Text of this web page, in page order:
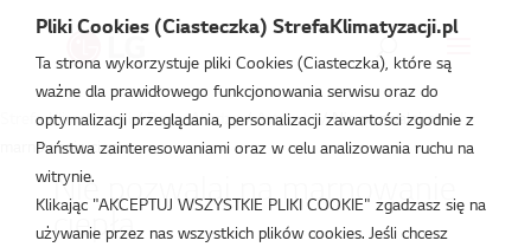
Strefa Klimatyzacji /Baza Wiedzy/Artykuły/Nie pozwalaj na
marnowanie ciepła
Nie pozwalaj na marnowanie
ciepła
Pliki Cookies (Ciasteczka) StrefaKlimatyzacji.pl
Ta strona wykorzystuje pliki Cookies (Ciasteczka), które są
ważne dla prawidłowego funkcjonowania serwisu oraz do
optymalizacji przeglądania, personalizacji zawartości zgodnie z
Państwa zainteresowaniami oraz w celu analizowania ruchu na
witrynie.
Klikając "AKCEPTUJ WSZYSTKIE PLIKI COOKIE" zgadzasz się na
używanie przez nas wszystkich plików cookies. Jeśli chcesz